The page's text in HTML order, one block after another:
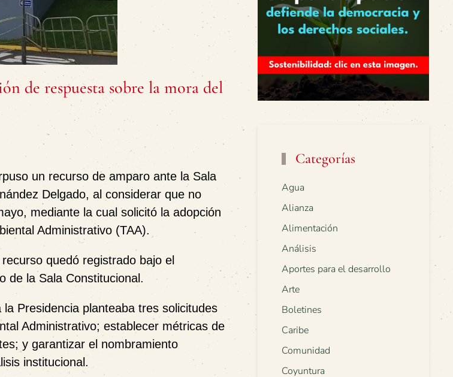
de respuesta sobre la mora del
un recurso de amparo ante la Sala
Delgado, al considerar que no
mediante la cual solicitó la adopción
Administrativo (TAA).
quedó registrado bajo el
de la Sala Constitucional.
Presidencia planteaba tres solicitudes
Administrativo; establecer métricas de
y garantizar el nombramiento
institucional.
Categorías
Agua
Alianza
Alimentación
Análisis
Aportes para el desarrollo
Arte
Boletines
Caribe
Comunidad
Coyuntura